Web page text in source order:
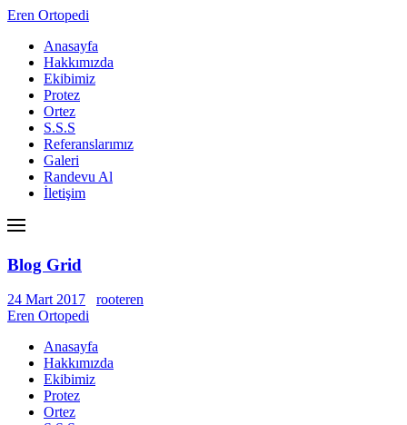
Eren Ortopedi
Anasayfa
Hakkımızda
Ekibimiz
Protez
Ortez
S.S.S
Referanslarımız
Galeri
Randevu Al
İletişim
Blog Grid
24 Mart 2017
rooteren
Eren Ortopedi
Anasayfa
Hakkımızda
Ekibimiz
Protez
Ortez